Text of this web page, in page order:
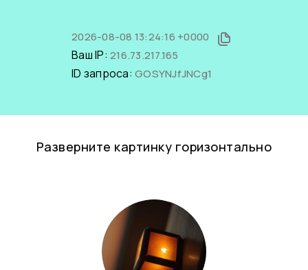
2026-08-08 13:24:16 +0000
Ваш IP: 216.73.217.165
ID запроса: GOSYNJfJNCg1
Разверните картинку горизонтально